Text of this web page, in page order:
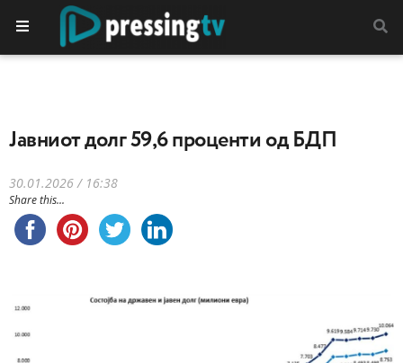
Јавниот долг 59,6 проценти од БДП
30.01.2026 / 16:38
Share this...